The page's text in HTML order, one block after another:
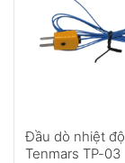
Đầu dò nhiệt độ
Tenmars TP-03